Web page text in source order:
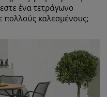
ένα τετράγωνο
πολλούς καλεσμένους;